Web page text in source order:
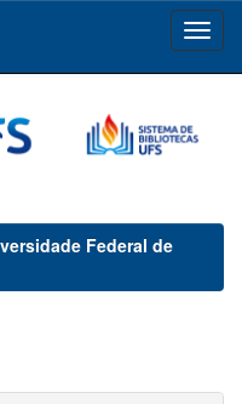
Federal de